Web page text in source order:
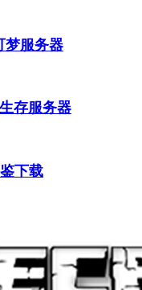
梦服务器
存服务器
下载